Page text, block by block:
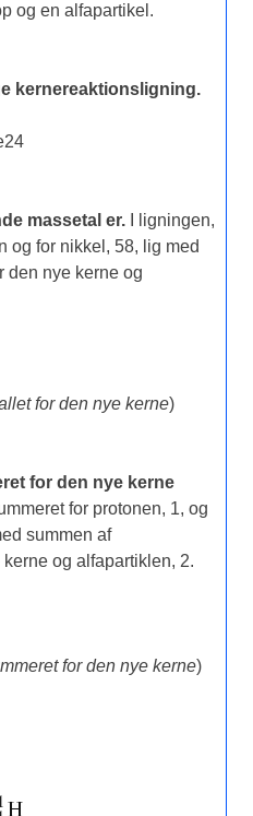
og en alfapartikel.
kernereaktionsligning.
24
massetal er.I ligningen,
og for nikkel, 58, lig med
den nye kerne og
for den nye kerne)
for den nye kerne
for protonen, 1, og
summen af
og alfapartiklen, 2.
for den nye kerne)